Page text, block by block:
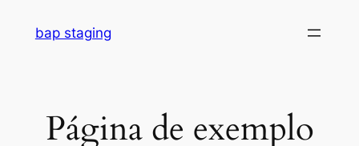
bap staging
Página de exemplo